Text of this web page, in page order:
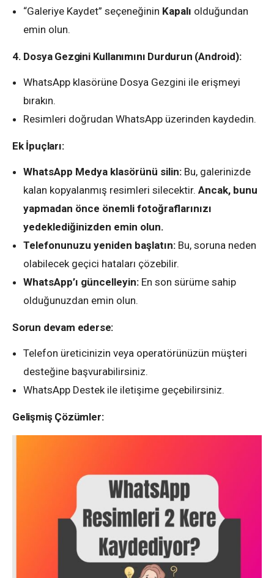
“Galeriye Kaydet” seçeneğinin Kapalı olduğundan
emin olun.
4. Dosya Gezgini Kullanımını Durdurun (Android):
WhatsApp klasörüne Dosya Gezgini ile erişmeyi
bırakın.
Resimleri doğrudan WhatsApp üzerinden kaydedin.
Ek İpuçları:
WhatsApp Medya klasörünü silin: Bu, galerinizde
kalan kopyalanmış resimleri silecektir. Ancak, bunu
yapmadan önce önemli fotoğraflarınızı
yedeklediğinizden emin olun.
Telefonunuzu yeniden başlatın: Bu, soruna neden
olabilecek geçici hataları çözebilir.
WhatsApp’ı güncelleyin: En son sürüme sahip
olduğunuzdan emin olun.
Sorun devam ederse:
Telefon üreticinizin veya operatörünüzün müşteri
desteğine başvurabilirsiniz.
WhatsApp Destek ile iletişime geçebilirsiniz.
Gelişmiş Çözümler: